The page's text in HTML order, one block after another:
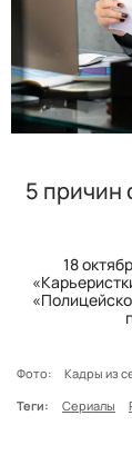
5 причин
18
Фото: Кадры из
Теги:
Сериалы